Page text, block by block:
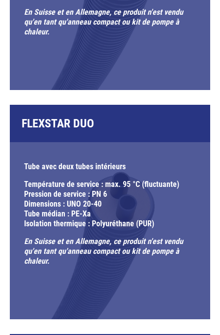
En Suisse et en Allemagne, ce produit n'est vendu
qu'en tant qu'anneau compact ou kit de pompe à
chaleur.
FLEXSTAR DUO
Tube avec deux tubes intérieurs
Température de service : max. 95 °C (fluctuante)
Pression de service : PN 6
Dimensions : UNO 20-40
Tube médian : PE-Xa
Isolation thermique : Polyuréthane (PUR)
En Suisse et en Allemagne, ce produit n'est vendu
qu'en tant qu'anneau compact ou kit de pompe à
chaleur.